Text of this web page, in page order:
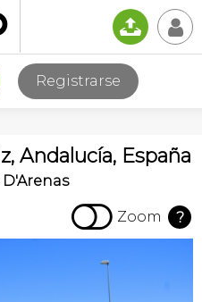
📤 👤
Registrarse
Andalucía, España
 Zoom ?